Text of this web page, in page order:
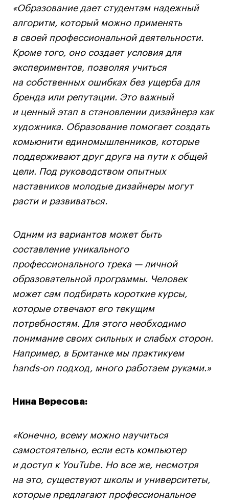
© 2026 БВШД
Публичная оферта
Кредит на образование с господдержкой
Лицензия на осуществление образовательной
деятельности АНО ВО «Универсальный
Университет»
Карта сайта
«Образование дает студентам надежный
алгоритм, который можно применять
в своей профессиональной деятельности.
Кроме того, оно создает условия для
экспериментов, позволяя учиться
на собственных ошибках без ущерба для
бренда или репутации. Это важный
и ценный этап в становлении дизайнера как
художника. Образование помогает создать
комьюнити единомышленников, которые
поддерживают друг друга на пути к общей
цели. Под руководством опытных
наставников молодые дизайнеры могут
расти и развиваться.
Одним из вариантов может быть
составление уникального
профессионального трека — личной
образовательной программы. Человек
может сам подбирать короткие курсы,
которые отвечают его текущим
потребностям. Для этого необходимо
понимание своих сильных и слабых сторон.
Например, в Британке мы практикуем
hands-on подход, много работаем руками.»
Нина Вересова:
«Конечно, всему можно научиться
самостоятельно, если есть компьютер
и доступ к YouTube. Но все же, несмотря
на это, существуют школы и университеты,
которые предлагают профессиональное